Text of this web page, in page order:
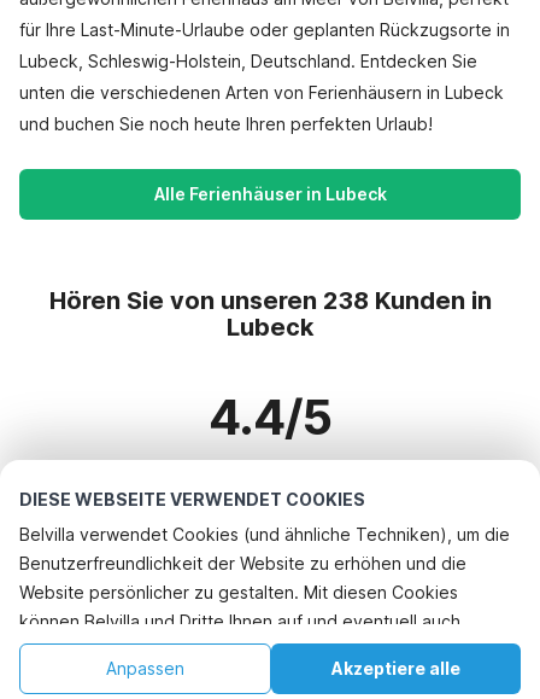
DIESE WEBSEITE VERWENDET COOKIES
Belvilla verwendet Cookies (und ähnliche Techniken), um die
Benutzerfreundlichkeit der Website zu erhöhen und die
Website persönlicher zu gestalten. Mit diesen Cookies
können Belvilla und Dritte Ihnen auf und eventuell auch
außerhalb unserer Website folgen, um Werbung Ihren
Interessen anzupassen und das Teilen von Informationen über
Akzeptiere alle
Anpassen
für Ihre Last-Minute-Urlaube oder geplanten Rückzugsorte in
Lubeck, Schleswig-Holstein, Deutschland. Entdecken Sie
unten die verschiedenen Arten von Ferienhäusern in Lubeck
und buchen Sie noch heute Ihren perfekten Urlaub!
Alle Ferienhäuser in Lubeck
Hören Sie von unseren 238 Kunden in
Lubeck
4.4/5
Beliebteste Reiseziele für Urlaub
Top-Städte mit Top-Annehmlichkeiten für den Urlaub
Kinderfreundliche Ferienunterkünfte bayeux
Top-Städte mit Top-Annehmlichkeiten für den Urlaub
Telefonisch buchen
Startseite Wunschliste Buchungen Konto